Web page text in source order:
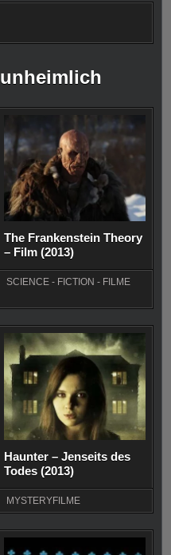
unheimlich
The Frankenstein Theory
– Film (2013)
SCIENCE - FICTION - FILME
Haunter – Jenseits des
Todes (2013)
MYSTERYFILME